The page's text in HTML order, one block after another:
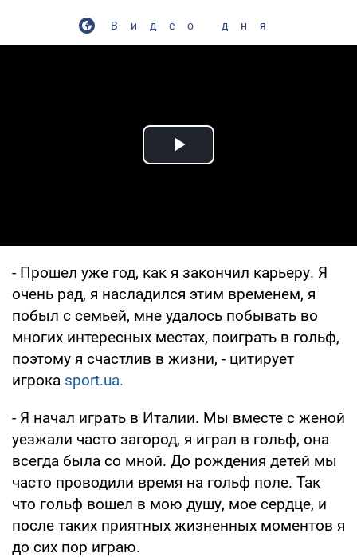
Видео дня
Play Video
- Прошел уже год, как я закончил карьеру. Я
очень рад, я насладился этим временем, я
побыл с семьей, мне удалось побывать во
многих интересных местах, поиграть в гольф,
поэтому я счастлив в жизни, - цитирует
игрока sport.ua.
- Я начал играть в Италии. Мы вместе с женой
уезжали часто загород, я играл в гольф, она
всегда была со мной. До рождения детей мы
часто проводили время на гольф поле. Так
что гольф вошел в мою душу, мое сердце, и
после таких приятных жизненных моментов я
до сих пор играю.